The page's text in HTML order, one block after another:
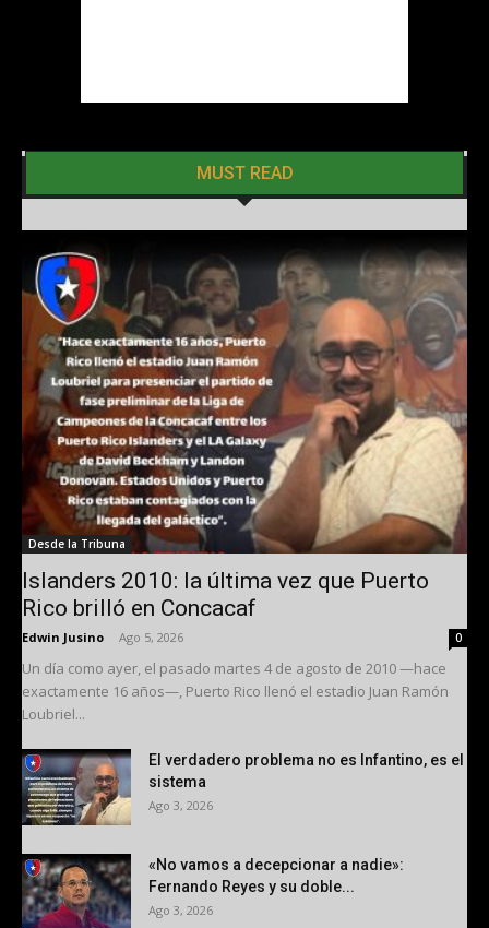
MUST READ
Desde la Tribuna
Islanders 2010: la última vez que Puerto
Rico brilló en Concacaf
Edwin Jusino Ago 5, 2026 0
Un día como ayer, el pasado martes 4 de agosto de 2010 —hace
exactamente 16 años—, Puerto Rico llenó el estadio Juan Ramón
Loubriel...
El verdadero problema no es Infantino, es el
sistema
Ago 3, 2026
«No vamos a decepcionar a nadie»:
Fernando Reyes y su doble...
Ago 3, 2026